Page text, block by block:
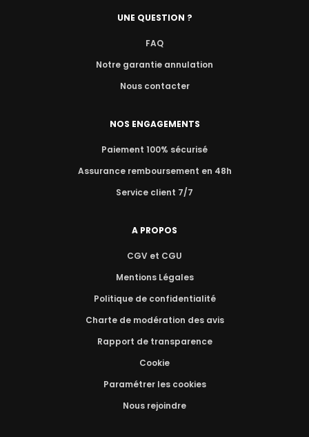
UNE QUESTION ?
FAQ
Notre garantie annulation
Nous contacter
NOS ENGAGEMENTS
Paiement 100% sécurisé
Assurance remboursement en 48h
Service client 7/7
A PROPOS
CGV et CGU
Mentions Légales
Politique de confidentialité
Charte de modération des avis
Rapport de transparence
Cookie
Paramétrer les cookies
Nous rejoindre